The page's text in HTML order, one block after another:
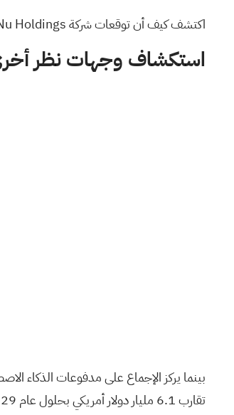
اكتشف كيف أن توقعات شركة Nu Holdings تؤدي إلى قيمة عادلة قدرها 19.99 دولارًا
استكشاف وجهات نظر
تقارب 6.1 مليار دولار أمريكي بحلول عام 2029، لذا فإن هذه الأخبار الأخيرة قد تغير تلك التوقعات أكثر في أي من الاتجاهين.